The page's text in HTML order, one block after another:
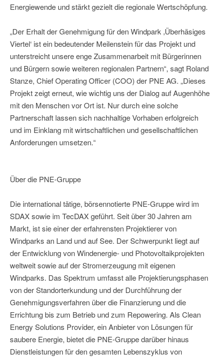
Energiewende und stärkt gezielt die regionale Wertschöpfung.
„Der Erhalt der Genehmigung für den Windpark ‚Überhäsiges
Viertel‘ ist ein bedeutender Meilenstein für das Projekt und
unterstreicht unsere enge Zusammenarbeit mit Bürgerinnen
und Bürgern sowie weiteren regionalen Partnern“, sagt Roland
Stanze, Chief Operating Officer (COO) der PNE AG. „Dieses
Projekt zeigt erneut, wie wichtig uns der Dialog auf Augenhöhe
mit den Menschen vor Ort ist. Nur durch eine solche
Partnerschaft lassen sich nachhaltige Vorhaben erfolgreich
und im Einklang mit wirtschaftlichen und gesellschaftlichen
Anforderungen umsetzen.“
Über die PNE-Gruppe
Die international tätige, börsennotierte PNE-Gruppe wird im
SDAX sowie im TecDAX geführt. Seit über 30 Jahren am
Markt, ist sie einer der erfahrensten Projektierer von
Windparks an Land und auf See. Der Schwerpunkt liegt auf
der Entwicklung von Windenergie- und Photovoltaikprojekten
weltweit sowie auf der Stromerzeugung mit eigenen
Windparks. Das Spektrum umfasst alle Projektierungsphasen
von der Standorterkundung und der Durchführung der
Genehmigungsverfahren über die Finanzierung und die
Errichtung bis zum Betrieb und zum Repowering. Als Clean
Energy Solutions Provider, ein Anbieter von Lösungen für
saubere Energie, bietet die PNE-Gruppe darüber hinaus
Dienstleistungen für den gesamten Lebenszyklus von